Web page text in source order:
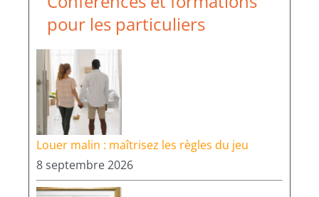
pour les particuliers
Louer malin : maîtrisez les règles du jeu
8 septembre 2026